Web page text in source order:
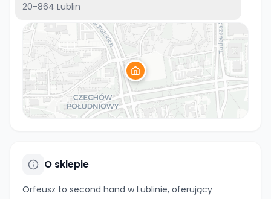
20-864 Lublin
O sklepie
Orfeusz to second hand w Lublinie, oferujący